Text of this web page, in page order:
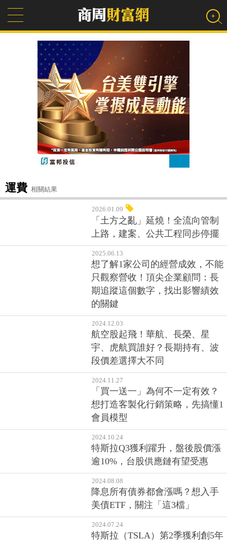
運費 相關結果
2026.01.09
「土方之亂」延燒！全流向管制
上路，建案、公共工程同步停擺
2025.06.13
想了解1家公司的經營成效，不能
只觀察營收！頂尖企業顧問：長
期追蹤這個數字，找出影響績效
的關鍵
2024.12.03
航空股起飛！華航、長榮、星
宇、虎航買誰好？長期持有、波
段價差選擇大不同
2024.11.27
「買一送一」為何不一定有效？
想打造客製化行銷策略，先搞懂1
會員模型
2024.10.24
特斯拉Q3獲利躍升，盤後股價漲
逾10%，台股供應鏈有望受惠
2024.08.08
降息所有債券都會漲嗎？想入手
美債ETF，關注「這3檔」
2024.07.24
特斯拉（TSLA）第2季獲利創5年